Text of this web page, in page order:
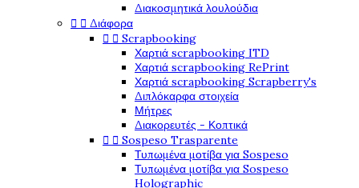
Διακοσμητικά λουλούδια
  Διάφορα
  Scrapbooking
Χαρτιά scrapbooking ITD
Χαρτιά scrapbooking RePrint
Χαρτιά scrapbooking Scrapberry's
Διπλόκαρφα στοιχεία
Μήτρες
Διακορευτές - Κοπτικά
  Sospeso Trasparente
Τυπωμένα μοτίβα για Sospeso
Τυπωμένα μοτίβα για Sospeso
Holographic